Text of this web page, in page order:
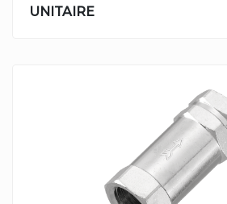
UNITAIRE